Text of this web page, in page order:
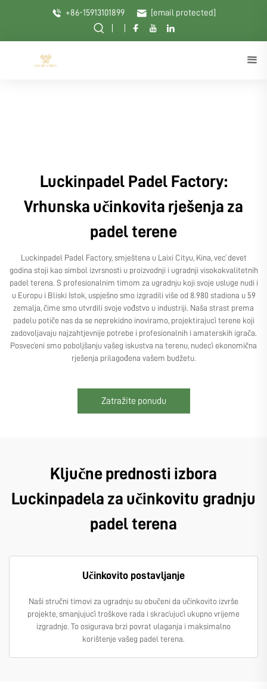
+86-15913101899 [email protected]
Luckinpadel Padel Factory:
Vrhunska učinkovita rješenja za
padel terene
Luckinpadel Padel Factory, smještena u Laixi Cityu, Kina, već devet
godina stoji kao simbol izvrsnosti u proizvodnji i ugradnji visokokvalitetnih
padel terena. S profesionalnim timom za ugradnju koji svoje usluge nudi i
u Europu i Bliski Istok, uspješno smo izgradili više od 8.980 stadiona u 59
zemalja, čime smo utvrdili svoje vođstvo u industriji. Naša strast prema
padelu potiče nas da se neprekidno inoviramo, projektirajući terene koji
zadovoljavaju najzahtjevnije potrebe i profesionalnih i amaterskih igrača.
Posvećeni smo poboljšanju vašeg iskustva na terenu, nudeći ekonomična
rješenja prilagođena vašem budžetu.
Zatražite ponudu
Ključne prednosti izbora
Luckinpadela za učinkovitu gradnju
padel terena
Učinkovito postavljanje
Naši stručni timovi za ugradnju su obučeni da učinkovito izvrše
projekte, smanjujući troškove rada i skraćujući ukupno vrijeme
izgradnje. To osigurava brzi povrat ulaganja i maksimalno
korištenje vašeg padel terena.